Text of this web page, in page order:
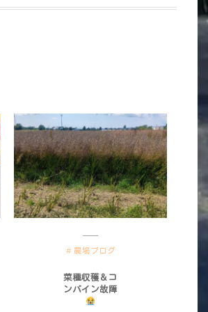
農場ブログ
菜種収穫＆コ
ンバイン故障